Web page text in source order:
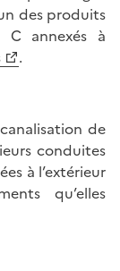
des produits
C annexés à
.
de
conduites
à l’extérieur
qu’elles